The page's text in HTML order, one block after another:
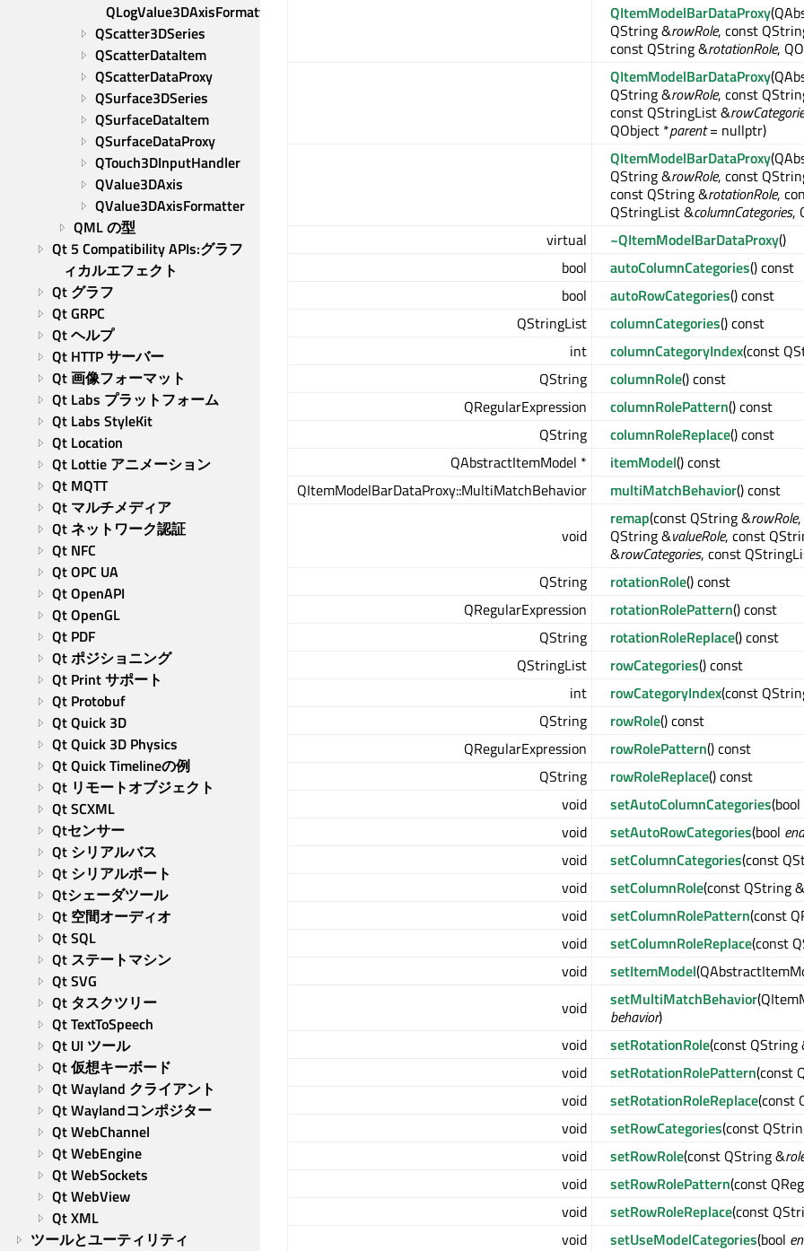
QLogValue3DAxisFormatter
QScatter3DSeries
QScatterDataItem
QScatterDataProxy
QSurface3DSeries
QSurfaceDataItem
QSurfaceDataProxy
QTouch3DInputHandler
QValue3DAxis
QValue3DAxisFormatter
QML の型
Qt 5 Compatibility APIs:グラフ
ィカルエフェクト
Qt グラフ
Qt GRPC
Qt ヘルプ
Qt HTTP サーバー
Qt 画像フォーマット
Qt Labs プラットフォーム
Qt Labs StyleKit
Qt Location
Qt Lottie アニメーション
Qt MQTT
Qt マルチメディア
Qt ネットワーク認証
Qt NFC
Qt OPC UA
Qt OpenAPI
Qt OpenGL
Qt PDF
Qt ポジショニング
Qt Print サポート
Qt Protobuf
Qt Quick 3D
Qt Quick 3D Physics
Qt Quick Timelineの例
Qt リモートオブジェクト
Qt SCXML
Qtセンサー
Qt シリアルバス
Qt シリアルポート
Qtシェーダツール
Qt 空間オーディオ
Qt SQL
Qt ステートマシン
Qt SVG
Qt タスクツリー
Qt TextToSpeech
Qt UI ツール
Qt 仮想キーボード
Qt Wayland クライアント
Qt Waylandコンポジター
Qt WebChannel
Qt WebEngine
Qt WebSockets
Qt WebView
Qt XML
ツールとユーティリティ
QItemModelBarDataProxy
QString &rowRole, const
const QString &rotationRole,
QItemModelBarDataProxy
QString &rowRole, const
const QStringList &
QObject *parent= nullptr)
QItemModelBarDataProxy
QString &rowRole, const
const QString &rotationRole,
QStringList &columnCategories,
virtual
~QItemModelBarDataProxy()
bool
autoColumnCategories() const
bool
autoRowCategories() const
QStringList
columnCategories() const
int
columnCategoryIndex(const
QString
columnRole() const
QRegularExpression
columnRolePattern() const
QString
columnRoleReplace() const
QAbstractItemModel *
itemModel() const
QItemModelBarDataProxy::MultiMatchBehavior
multiMatchBehavior() const
void
remap(const QString &rowRole
QString &valueRole, const
&rowCategories, const
QString
rotationRole() const
QRegularExpression
rotationRolePattern() const
QString
rotationRoleReplace() const
QStringList
rowCategories() const
int
rowCategoryIndex(const
QString
rowRole() const
QRegularExpression
rowRolePattern() const
QString
rowRoleReplace() const
void
setAutoColumnCategories(bool
void
setAutoRowCategories(bool
void
setColumnCategories(const
void
setColumnRole(const QString &
void
setColumnRolePattern(const
void
setColumnRoleReplace(const
void
setItemModel
void
setMultiMatchBehavior
behavior)
void
setRotationRole(const QString
void
setRotationRolePattern(const
void
setRotationRoleReplace(const
void
setRowCategories(const
void
setRowRole(const QString &
void
setRowRolePattern(const
void
setRowRoleReplace(const
void
setUseModelCategories(bool